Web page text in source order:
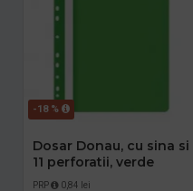
-18 %
Dosar Donau, cu sina si
11 perforatii, verde
PRP 0,84 lei